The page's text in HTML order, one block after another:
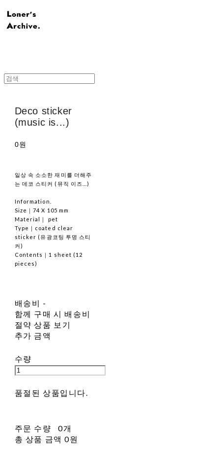
Deco sticker
(music is...)
0원
일상 속 소소한 재미를 더해주
는 데코 스티커 (뮤직 이즈...)
Information.
Size｜74 X 105 mm
Material｜ pet
Type｜coated clear
sticker (유광코팅 투명 스티
커)
Contents｜1 sheet (12
pieces)
배송비 -
함께 구매 시 배송비
절약 상품 보기
추가 금액
수량
품절된 상품입니다.
주문 수량
0개
총 상품 금액 0원